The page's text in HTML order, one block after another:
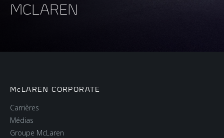
MCLAREN
McLAREN CORPORATE
Carrières
Médias
Groupe McLaren